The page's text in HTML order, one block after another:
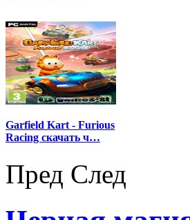
Garfield Kart - Furious
Racing скачать ч…
Пред След